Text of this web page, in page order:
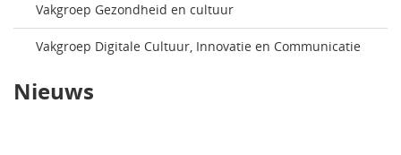
Vakgroep Gezondheid en cultuur
Vakgroep Digitale Cultuur, Innovatie en Communicatie
Nieuws